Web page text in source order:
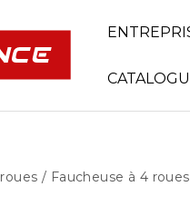
/ Faucheuse à 4 roues